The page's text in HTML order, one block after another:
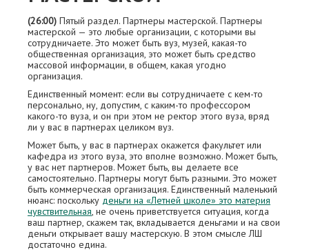
(26:00) Пятый раздел. Партнeры мастерской. Партнeры
мастерской — это любые организации, с которыми вы
сотрудничаете. Это может быть вуз, музей, какая-то
общественная организация, это может быть средство
массовой информации, в общем, какая угодно
организация.
Единственный момент: если вы сотрудничаете с кем-то
персонально, ну, допустим, с каким-то профессором
какого-то вуза, и он при этом не ректор этого вуза, вряд
ли у вас в партнeрах целиком вуз.
Может быть, у вас в партнeрах окажется факультет или
кафедра из этого вуза, это вполне возможно. Может быть,
у вас нет партнеров. Может быть, вы делаете все
самостоятельно. Партнeры могут быть разными. Это может
быть коммерческая организация. Единственный маленький
нюанс: поскольку деньги на «Летней школе» это материя
чувствительная, не очень приветствуется ситуация, когда
ваш партнер, скажем так, вкладывается деньгами и на свои
деньги открывает вашу мастерскую. В этом смысле ЛШ
достаточно едина.